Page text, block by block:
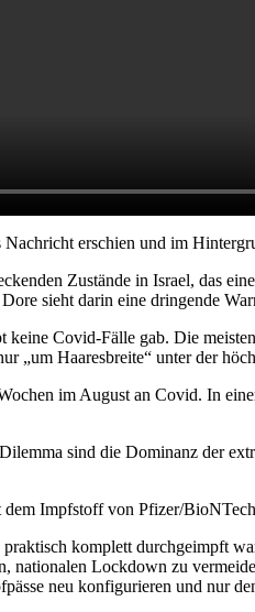
erschien und im
Zustände in Israel, das
sieht darin eine dringende
keine Covid-Fälle gab. Die
„um Haaresbreite“ unter der
im August an Covid. In
sind die Dominanz der
Impfstoff von Pfizer/
komplett durchgeimpft
nationalen Lockdown zu
neu konfigurieren und nur